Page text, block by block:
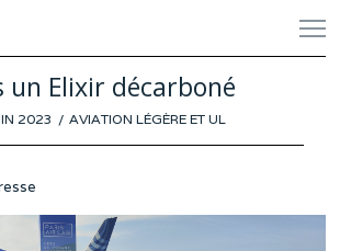
un Elixir décarboné
2023 20AVIATION LÉGÈRE ET UL